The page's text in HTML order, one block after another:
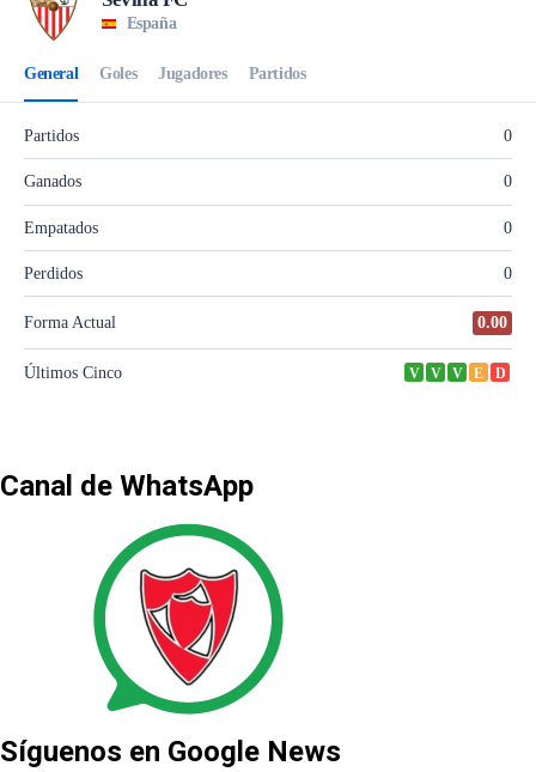
Canal de WhatsApp
Síguenos en Google News